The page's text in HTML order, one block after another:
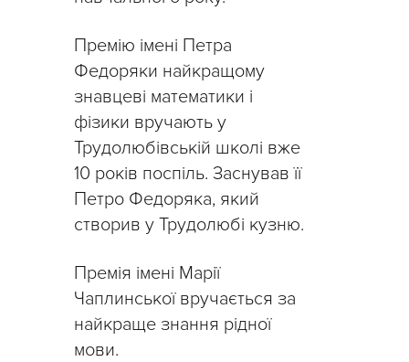
Премію імені Петра
Федоряки найкращому
знавцеві математики і
фізики вручають у
Трудолюбівській школі вже
10 років поспіль. Заснував її
Петро Федоряка, який
створив у Трудолюбі кузню.
Премія імені Марії
Чаплинської вручається за
найкраще знання рідної
мови.